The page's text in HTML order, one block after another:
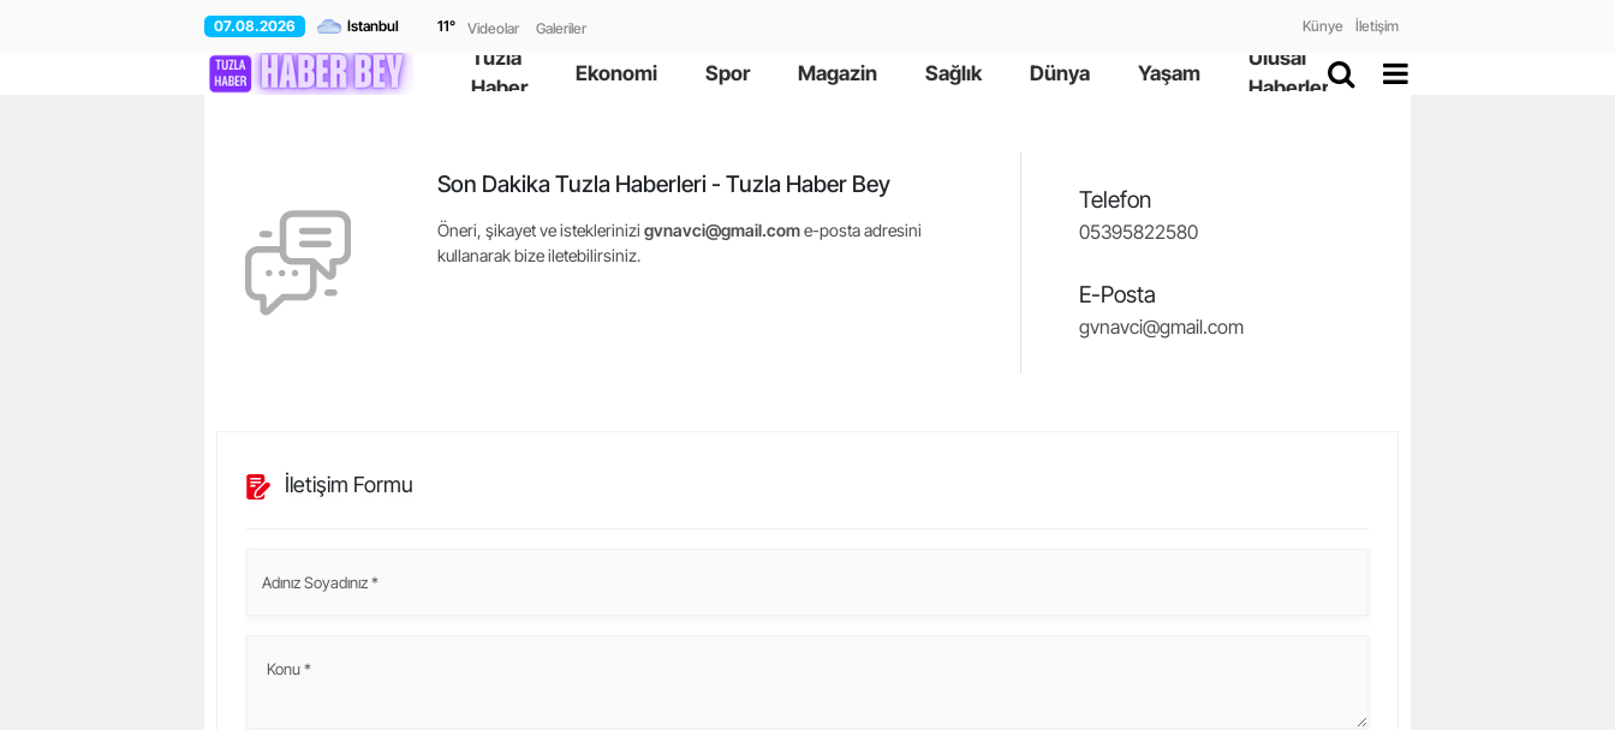
07.08.2026 11° Videolar Galeriler Künye İletişim
Tuzla
Haber
Ekonomi Spor Magazin Sağlık Dünya Yaşam
Ulusal
Haberler
Son Dakika Tuzla Haberleri - Tuzla Haber Bey
Öneri, şikayet ve isteklerinizi gvnavci@gmail.come-posta adresini
kullanarak bize iletebilirsiniz.
Telefon
05395822580
E-Posta
gvnavci@gmail.com
İletişim Formu